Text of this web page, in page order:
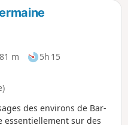
m
5h 15
des environs de Bar-
essentiellement sur des